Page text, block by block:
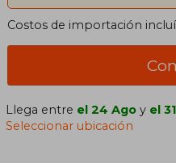
Costos de importación
Llega entre el 24 Ago y el
Seleccionar ubicación